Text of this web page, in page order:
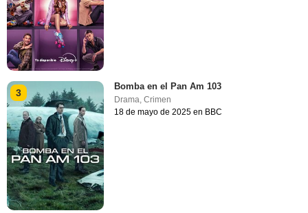
3
Bomba en el Pan Am 103
Drama ,Crimen
18 de mayo de 2025 en BBC